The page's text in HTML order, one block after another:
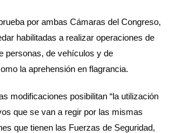
por ambas Cámaras del Congreso,
habilitadas a realizar operaciones de
personas, de vehículos y de
la aprehensión en flagrancia.
modificaciones posibilitan “la utilización
que se van a regir por las mismas
que tienen las Fuerzas de Seguridad,